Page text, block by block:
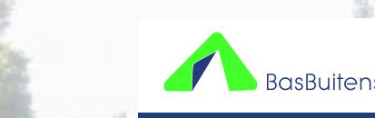
Ga
naar
de
inhoud